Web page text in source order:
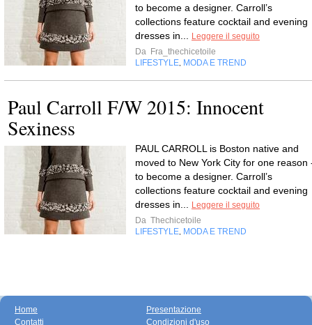
to become a designer. Carroll’s
collections feature cocktail and evening
dresses in...
Leggere il seguito
Da Fra_thechicetoile
LIFESTYLE MODA E TREND
Paul Carroll F/W 2015: Innocent
Sexiness
PAUL CARROLL is Boston native and
moved to New York City for one reason
to become a designer. Carroll’s
collections feature cocktail and evening
dresses in...
Leggere il seguito
Da Thechicetoile
LIFESTYLE MODA E TREND
Home
Contatti
Presentazione
Condizioni d'uso